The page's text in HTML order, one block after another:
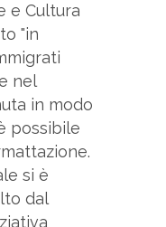
e Cultura
"in
nel
in modo
possibile
si è
dal